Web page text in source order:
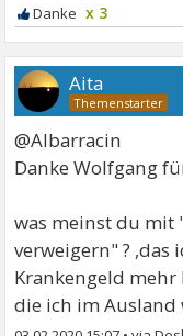
x 3
Aita
@Albarracin
Danke Wolfgang
was meinst du mit
verweigern" ?
Krankengeld
die ich im Ausland